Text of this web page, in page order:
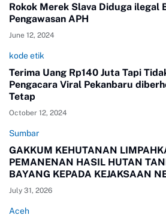
Rokok Merek Slava Diduga ilegal
Pengawasan APH
June 12, 2024
kode etik
Terima Uang Rp140 Juta Tapi
Pengacara Viral Pekanbaru
Tetap
October 12, 2024
Sumbar
GAKKUM KEHUTANAN
PEMANENAN HASIL HUTAN
BAYANG KEPADA KEJAKSAAN
SUMBAR
July 31, 2026
Aceh